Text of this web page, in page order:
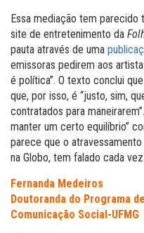
Essa mediação tem
site de entretenimento da
pauta através de uma
emissoras pedirem aos
é política”. O texto conclui
que, por isso, é “justo, sim,
contratados para
manter um certo equilíbrio”
parece que o
na Globo, tem falado cada
Fernanda Medeiros
Doutoranda do Programa
Comunicação Social-UFMG